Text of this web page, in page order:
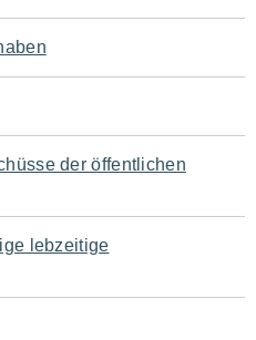
der öffentlichen
lebzeitige